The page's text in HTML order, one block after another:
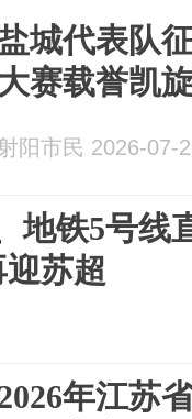
城代表队
大赛载誉凯
阳市民 2026-07-
地铁5号线
苏超
年江苏